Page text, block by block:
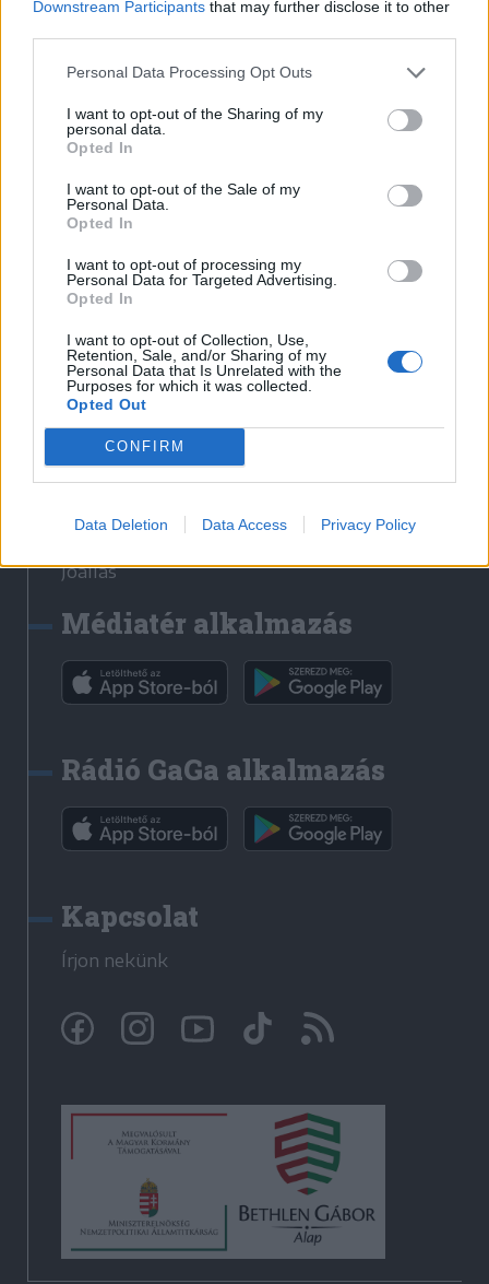
Downstream Participants that may further disclose it to other
Personal Data Processing Opt Outs
I want to opt-out of the Sharing of my
personal data.
Opted In
I want to opt-out of the Sale of my
Personal Data.
Opted In
I want to opt-out of processing my
Personal Data for Targeted Advertising.
Opted In
I want to opt-out of Collection, Use,
Retention, Sale, and/or Sharing of my
Personal Data that Is Unrelated with the
Purposes for which it was collected.
Opted Out
CONFIRM
Data Deletion Data Access Privacy Policy
Cookie-kezelési tájékoztató
Nyomtatott lapjaink archívuma
Médiaajánlat
Sütibeállítások
Médiatér
Székely Sport
Liget
Bihari Napló
Erdélyi Napló
Főtér
Jóállás
Médiatér alkalmazás
Rádió GaGa alkalmazás
Kapcsolat
Írjon nekünk